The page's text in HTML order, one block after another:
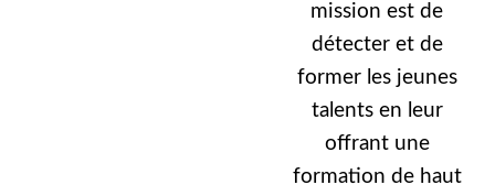
mission est de
détecter et de
former les jeunes
talents en leur
offrant une
formation de haut